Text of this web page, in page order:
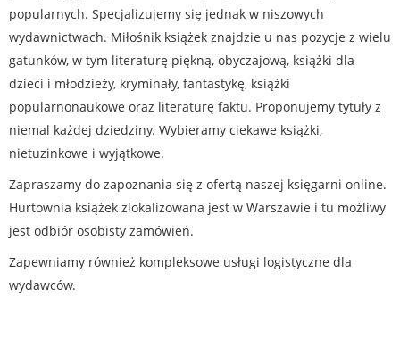
popularnych. Specjalizujemy się jednak w niszowych
wydawnictwach. Miłośnik książek znajdzie u nas pozycje z wielu
gatunków, w tym literaturę piękną, obyczajową, książki dla
dzieci i młodzieży, kryminały, fantastykę, książki
popularnonaukowe oraz literaturę faktu. Proponujemy tytuły z
niemal każdej dziedziny. Wybieramy ciekawe książki,
nietuzinkowe i wyjątkowe.
Zapraszamy do zapoznania się z ofertą naszej księgarni online.
Hurtownia książek zlokalizowana jest w Warszawie i tu możliwy
jest odbiór osobisty zamówień.
Zapewniamy również kompleksowe usługi logistyczne dla
wydawców.